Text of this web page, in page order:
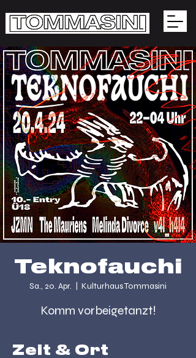
Teknofauchi
Sa., 20. Apr. Kulturhaus Tommasini
Komm vorbeigetanzt!
Zeit & Ort